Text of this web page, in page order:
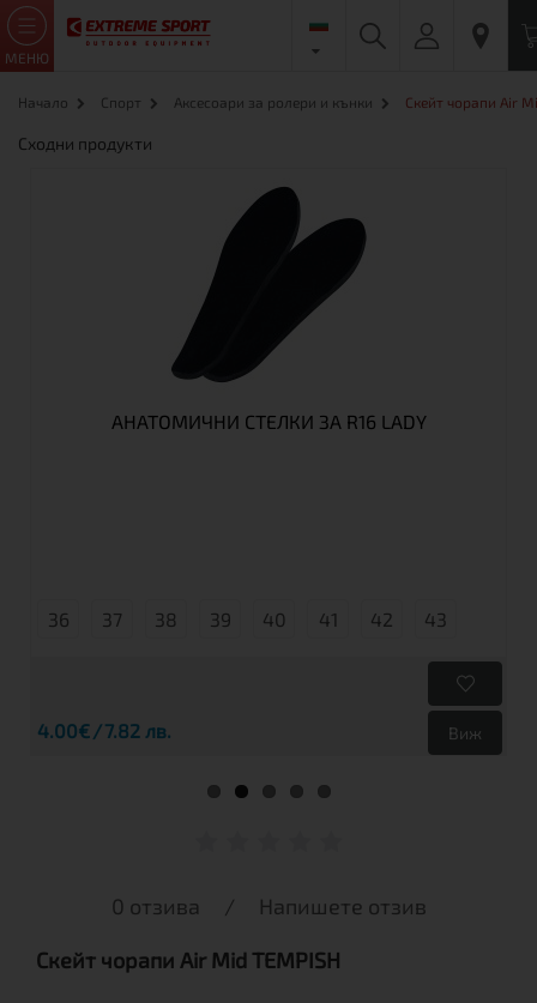
МЕНЮ
Начало Спорт Аксесоари за ролери и кънки Скейт чорапи Air
Сходни продукти
АНАТОМИЧНИ СТЕЛКИ ЗА R16 LADY
36 37 38 39 40 41 42 43
4.00€ 7.82 лв. Виж
0 отзива / Напишете отзив
Скейт чорапи Air Mid TEMPISH